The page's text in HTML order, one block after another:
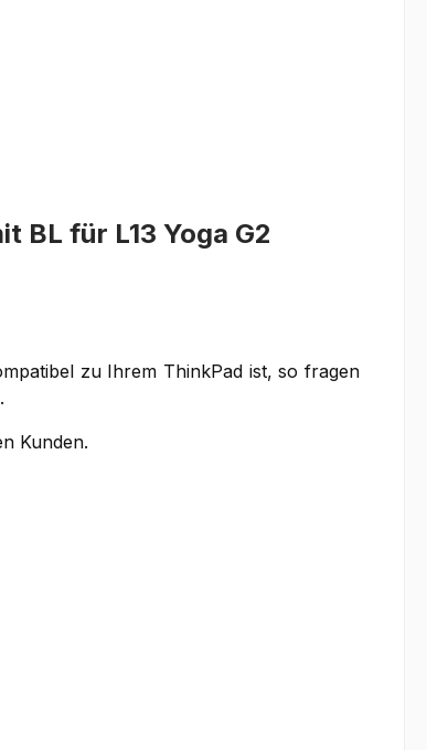
BL für L13 Yoga G2
zu Ihrem ThinkPad ist, so fragen
Kunden.